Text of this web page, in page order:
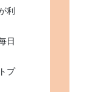
利
日
プ